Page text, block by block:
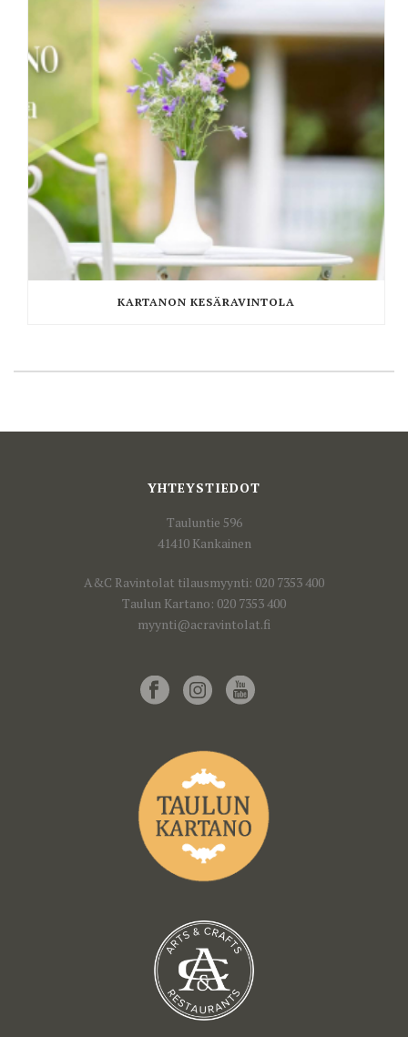
KARTANON KESÄRAVINTOLA
YHTEYSTIEDOT
Tauluntie 596
41410 Kankainen
A&C Ravintolat tilausmyynti: 020 7353 400
Taulun Kartano: 020 7353 400
myynti@acravintolat.fi